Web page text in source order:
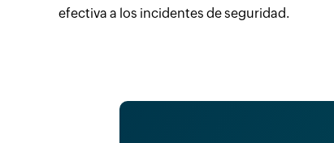
efectiva a los incidentes de seguridad.